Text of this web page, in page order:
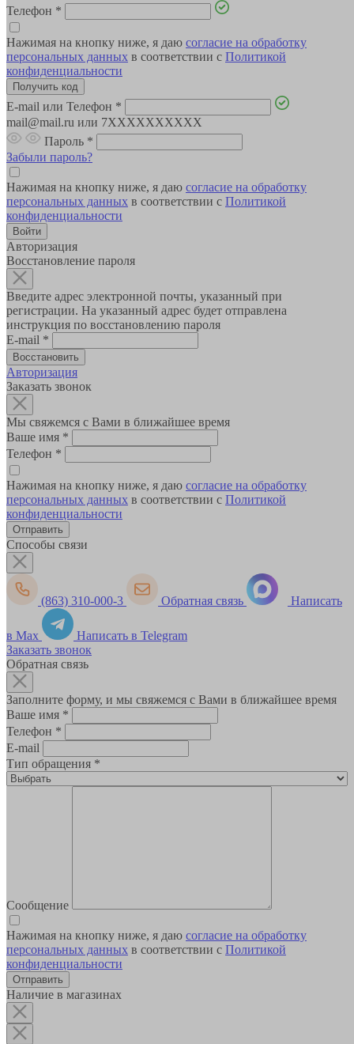
Телефон *
Нажимая на кнопку ниже, я даю согласие на обработку
персональных данных в соответствии с Политикой
конфиденциальности
E-mail или Телефон *
mail@mail.ru или 7XXXXXXXXXX
Пароль *
Забыли пароль?
Нажимая на кнопку ниже, я даю согласие на обработку
персональных данных в соответствии с Политикой
конфиденциальности
Авторизация
Восстановление пароля
Введите адрес электронной почты, указанный при
регистрации. На указанный адрес будет отправлена
инструкция по восстановлению пароля
E-mail *
Авторизация
Заказать звонок
Мы свяжемся с Вами в ближайшее время
Ваше имя *
Телефон *
Нажимая на кнопку ниже, я даю согласие на обработку
персональных данных в соответствии с Политикой
конфиденциальности
Способы связи
(863) 310-000-3 Обратная связь Написать
в Max
Написать в Telegram
Заказать звонок
Обратная связь
Заполните форму, и мы свяжемся с Вами в ближайшее время
Ваше имя *
Телефон *
E-mail
Тип обращения *
Сообщение
Нажимая на кнопку ниже, я даю согласие на обработку
персональных данных в соответствии с Политикой
конфиденциальности
Наличие в магазинах